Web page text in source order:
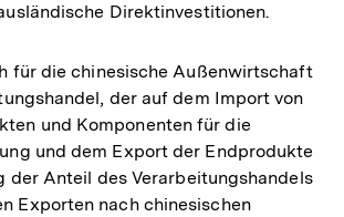
FußnoteDirektinvestitionen.
für die chinesische Außenwirtschaft
der auf dem Import von
und Komponenten für die
und dem Export der Endprodukte
der Anteil des Verarbeitungshandels
Exporten nach chinesischen